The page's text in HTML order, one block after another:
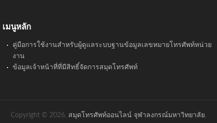
เมนูหลัก
คู่มือการใช้งานสำหรับผู้ดูแลระบบฐานข้อมูลเลขหมายโทรศัพท์หน่วย
งาน
ข้อมูลเจ้าหน้าที่ที่มีสิทธิ์จัดการสมุดโทรศัพท์
Copyright © 2026, สมุดโทรศัพท์ออนไลน์ จุฬาลงกรณ์มหาวิทยาลัย.